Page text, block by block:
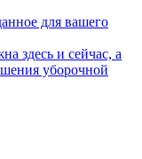
для вашего
здесь и сейчас, а
уборочной